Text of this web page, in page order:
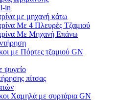
in
με μηχανή κάτω
Με 4 Πλευρές Τζαμιού
Με Μηχανή Επάνω
με Πόρτες τζαμιού GN
ψυγείο
πίτσας
Χαμηλά με συρτάρια GN